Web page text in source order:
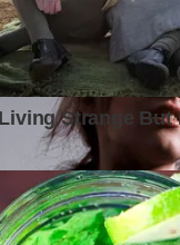
Jadilah yang pertama!